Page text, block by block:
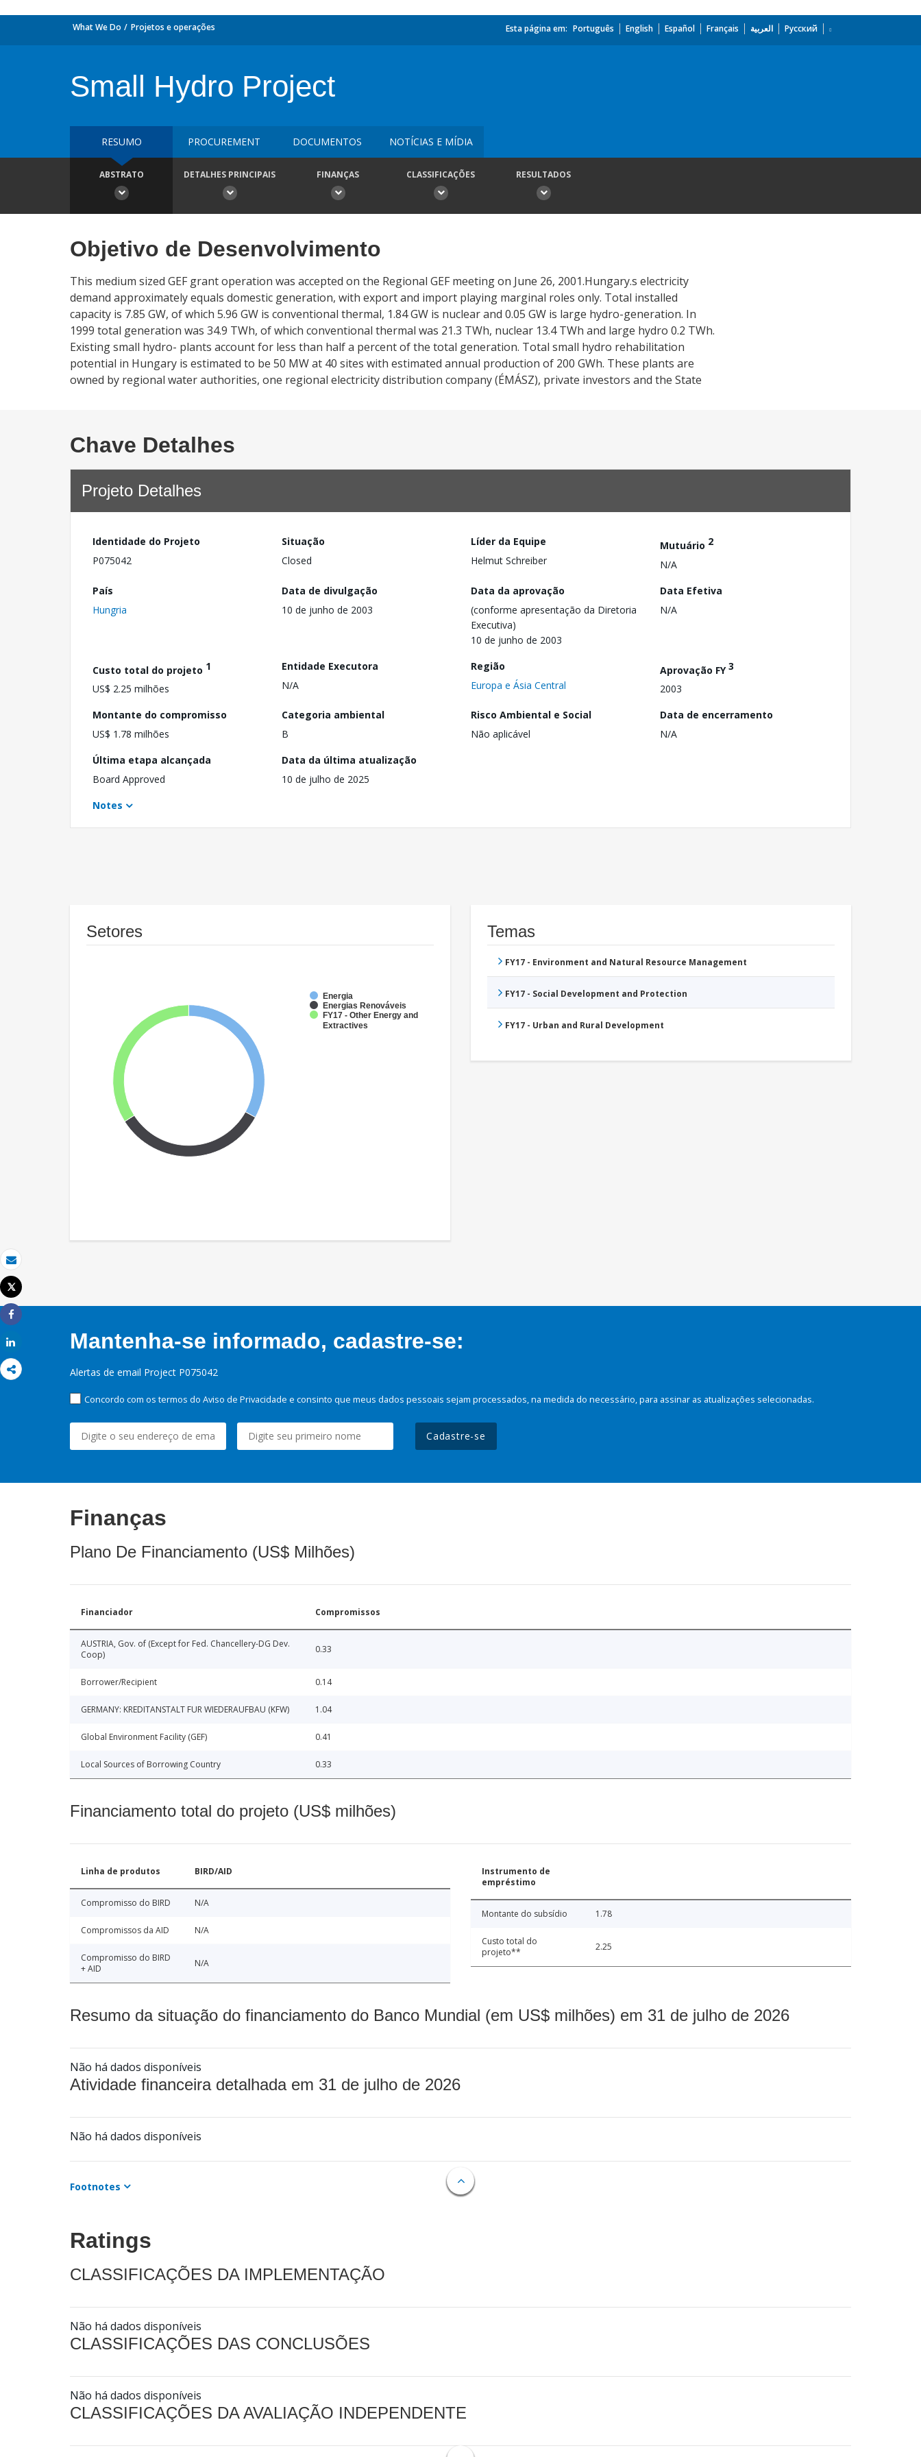
Email
Imprimir
Tweet
Share
What We Do Projetos e operações Esta página em: Português English Español Français العربية Русский
Small Hydro Project
RESUMO PROCUREMENT DOCUMENTOS NOTÍCIAS E MÍDIA
ABSTRATO DETALHES PRINCIPAIS FINANÇAS CLASSIFICAÇÕES RESULTADOS
Objetivo de Desenvolvimento
This medium sized GEF grant operation was accepted on the Regional GEF meeting on June 26, 2001.Hungary.s electricity
demand approximately equals domestic generation, with export and import playing marginal roles only. Total installed
capacity is 7.85 GW, of which 5.96 GW is conventional thermal, 1.84 GW is nuclear and 0.05 GW is large hydro-generation. In
1999 total generation was 34.9 TWh, of which conventional thermal was 21.3 TWh, nuclear 13.4 TWh and large hydro 0.2 TWh.
Existing small hydro- plants account for less than half a percent of the total generation. Total small hydro rehabilitation
potential in Hungary is estimated to be 50 MW at 40 sites with estimated annual production of 200 GWh. These plants are
owned by regional water authorities, one regional electricity distribution company (ÉMÁSZ), private investors and the State
Chave Detalhes
Projeto Detalhes
Identidade do Projeto
P075042
Situação
Closed
Líder da Equipe
Helmut Schreiber
Mutuário 2
N/A
País
Hungria
Data de divulgação
10 de junho de 2003
Data da aprovação
(conforme apresentação da Diretoria
Executiva)
10 de junho de 2003
Data Efetiva
N/A
Custo total do projeto 1
US$ 2.25 milhões
Entidade Executora
N/A
Região
Europa e Ásia Central
Aprovação FY3
2003
Montante do compromisso
US$ 1.78 milhões
Categoria ambiental
B
Risco Ambiental e Social
Não aplicável
Data de encerramento
N/A
Última etapa alcançada
Board Approved
Data da última atualização
10 de julho de 2025
Notes
Setores
Energia
Energias Renováveis
FY17 - Other Energy and
Extractives
Temas
FY17 - Environment and Natural Resource Management
FY17 - Social Development and Protection
FY17 - Urban and Rural Development
Mantenha-se informado, cadastre-se:
Alertas de email Project P075042
Concordo com os termos do Aviso de Privacidade e consinto que meus dados pessoais sejam processados, na medida do necessário, para assinar as atualizações selecionadas.
Cadastre-se
Finanças
Plano De Financiamento (US$ Milhões)
Financiador Compromissos
AUSTRIA, Gov. of (Except for Fed. Chancellery-DG Dev.
Coop)
0.33
Borrower/Recipient 0.14
GERMANY: KREDITANSTALT FUR WIEDERAUFBAU (KFW) 1.04
Global Environment Facility (GEF) 0.41
Local Sources of Borrowing Country 0.33
Financiamento total do projeto (US$ milhões)
Linha de produtos BIRD/AID
Compromisso do BIRD N/A
Compromissos da AID N/A
Compromisso do BIRD
+ AID
N/A
Instrumento de
empréstimo
Montante do subsídio 1.78
Custo total do
projeto**
2.25
Resumo da situação do financiamento do Banco Mundial (em US$ milhões) em 31 de julho de 2026
Não há dados disponíveis
Atividade financeira detalhada em 31 de julho de 2026
Não há dados disponíveis
Footnotes
Ratings
CLASSIFICAÇÕES DA IMPLEMENTAÇÃO
Não há dados disponíveis
CLASSIFICAÇÕES DAS CONCLUSÕES
Não há dados disponíveis
CLASSIFICAÇÕES DA AVALIAÇÃO INDEPENDENTE